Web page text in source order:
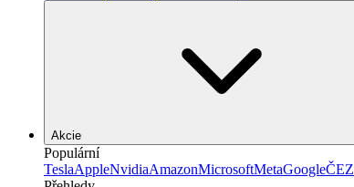
Akcie
Populární
TeslaAppleNvidiaAmazonMicrosoftMetaGoogleČEZ